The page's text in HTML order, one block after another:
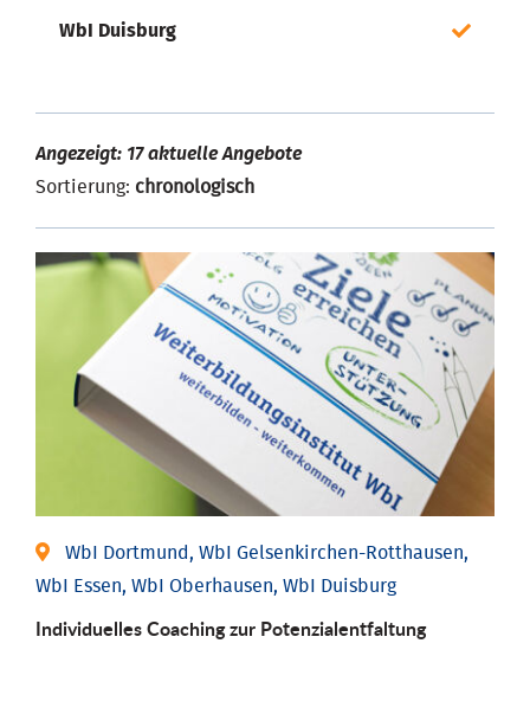
WbI Duisburg
Angezeigt: 17 aktuelle Angebote
Sortierung: chronologisch
WbI Dortmund, WbI Gelsenkirchen-Rotthausen,
WbI Essen, WbI Oberhausen, WbI Duisburg
Individuelles Coaching zur Potenzialentfaltung